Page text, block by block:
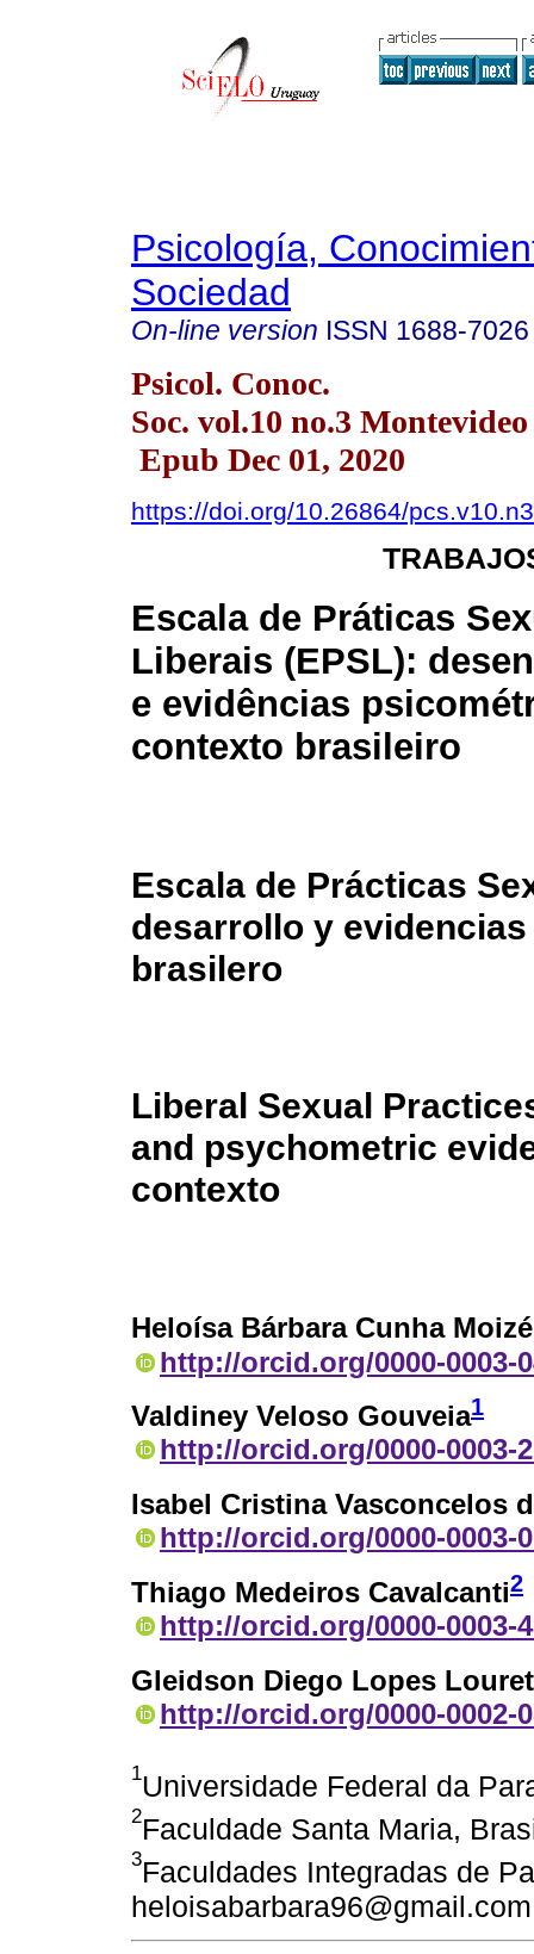
Psicología,
Sociedad
On-line version ISSN 1688-7026
Psicol. Conoc.
Soc. vol.10 no.3
Epub Dec 01, 2020
https://doi.org/10.26864/
Escala de Práticas
Liberais (EPSL):
e evidências
contexto brasileiro
Escala de Prácticas
desarrollo y
brasilero
Liberal Sexual
and psychometric
contexto
Heloísa Bárbara Cunha
http://orcid.org/0000-0003-
Valdiney Veloso Gouveia1
http://orcid.org/0000-0003-
Isabel Cristina Vasconcelos
http://orcid.org/0000-0003-
Thiago Medeiros Cavalcanti2
http://orcid.org/0000-0003-
Gleidson Diego Lopes Louret
http://orcid.org/0000-0002-
1Universidade Federal da
2Faculdade Santa Maria,
3Faculdades Integradas de
heloisabarbara96@gmail.com